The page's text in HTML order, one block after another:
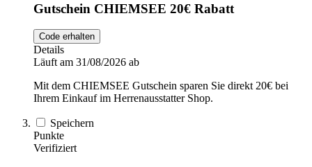
Gutschein CHIEMSEE 20€ Rabatt
Code erhalten
Details
Läuft am 31/08/2026 ab
Mit dem CHIEMSEE Gutschein sparen Sie direkt 20€ bei
Ihrem Einkauf im Herrenausstatter Shop.
Speichern
Punkte
Verifiziert